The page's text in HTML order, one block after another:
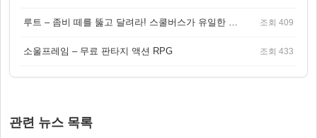
루트 – 좀비 떼를 뚫고 달려라! 스쿨버스가 유일한 집이 되는 4인 협동 생존 게임 조회 409
소울프레임 – 무료 판타지 액션 RPG 조회 433
관련 뉴스 목록